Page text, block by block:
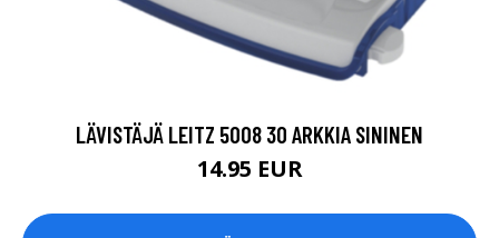
LÄVISTÄJÄ LEITZ 5008 30 ARKKIA SININEN
14.95 EUR